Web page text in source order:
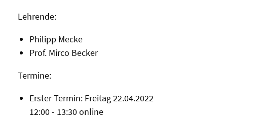
Lehrende:
Philipp Mecke
Prof. Mirco Becker
Termine:
Erster Termin: Freitag 22.04.2022
12:00 - 13:30 online